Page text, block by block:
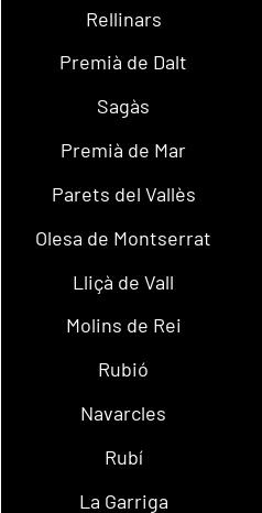
Rellinars
Premià de Dalt
Sagàs
Premià de Mar
Parets del Vallès
Olesa de Montserrat
Lliçà de Vall
Molins de Rei
Rubió
Navarcles
Rubí
La Garriga